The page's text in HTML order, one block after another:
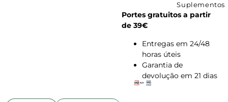
Suplementos
Portes gratuitos a partir
de 39€
Entregas em 24/48
horas úteis
Garantia de
devolução em 21 dias